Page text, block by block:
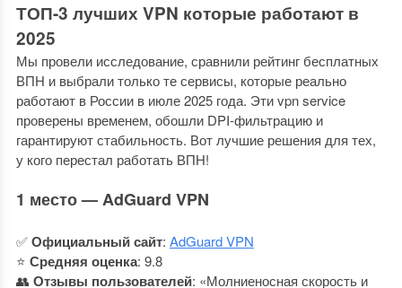
ТОП-3 лучших VPN которые работают в
2025
Мы провели исследование, сравнили рейтинг бесплатных
ВПН и выбрали только те сервисы, которые реально
работают в России в июле 2025 года. Эти vpn service
проверены временем, обошли DPI-фильтрацию и
гарантируют стабильность. Вот лучшие решения для тех,
у кого перестал работать ВПН!
1 место — AdGuard VPN
✅Официальный сайт: AdGuard VPN
⭐ Средняя оценка: 9.8
👥 Отзывы пользователей: «Молниеносная скорость и